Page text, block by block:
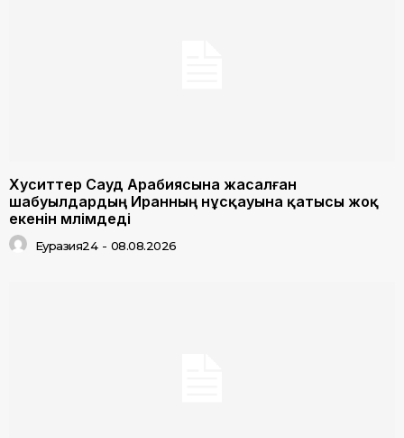
Хуситтер Сауд Арабиясына жасалған
шабуылдардың Иранның нұсқауына қатысы жоқ
екенін мәлімдеді
Еуразия24 - 08.08.2026